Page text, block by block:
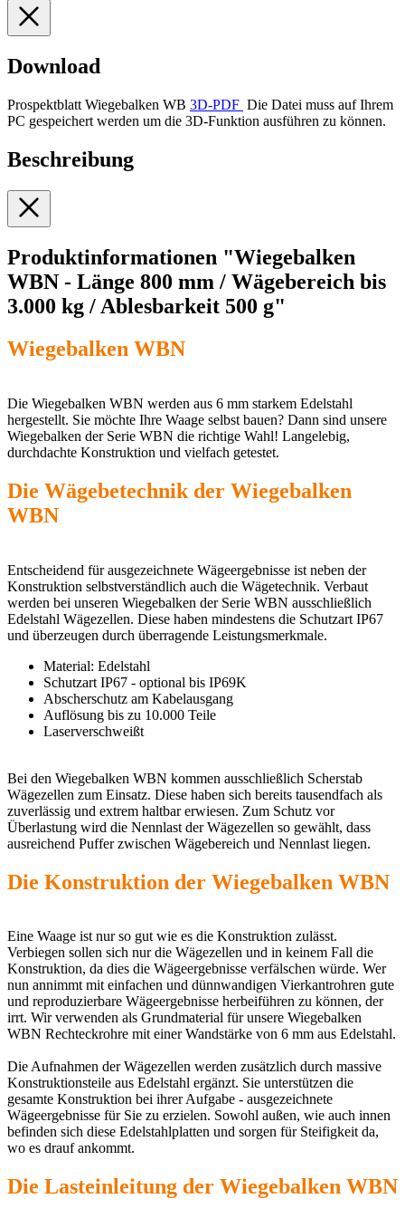
Download
Prospektblatt Wiegebalken WB 3D-PDF Die Datei muss auf Ihrem
PC gespeichert werden um die 3D-Funktion ausführen zu können.
Beschreibung
Produktinformationen "Wiegebalken
WBN - Länge 800 mm / Wägebereich bis
3.000 kg / Ablesbarkeit 500 g"
Wiegebalken WBN
Die Wiegebalken WBN werden aus 6 mm starkem Edelstahl
hergestellt. Sie möchte Ihre Waage selbst bauen? Dann sind unsere
Wiegebalken der Serie WBN die richtige Wahl! Langelebig,
durchdachte Konstruktion und vielfach getestet.
Die Wägebetechnik der Wiegebalken
WBN
Entscheidend für ausgezeichnete Wägeergebnisse ist neben der
Konstruktion selbstverständlich auch die Wägetechnik. Verbaut
werden bei unseren Wiegebalken der Serie WBN ausschließlich
Edelstahl Wägezellen. Diese haben mindestens die Schutzart IP67
und überzeugen durch überragende Leistungsmerkmale.
Material: Edelstahl
Schutzart IP67 - optional bis IP69K
Abscherschutz am Kabelausgang
Auflösung bis zu 10.000 Teile
Laserverschweißt
Bei den Wiegebalken WBN kommen ausschließlich Scherstab
Wägezellen zum Einsatz. Diese haben sich bereits tausendfach als
zuverlässig und extrem haltbar erwiesen. Zum Schutz vor
Überlastung wird die Nennlast der Wägezellen so gewählt, dass
ausreichend Puffer zwischen Wägebereich und Nennlast liegen.
Die Konstruktion der Wiegebalken WBN
Eine Waage ist nur so gut wie es die Konstruktion zulässt.
Verbiegen sollen sich nur die Wägezellen und in keinem Fall die
Konstruktion, da dies die Wägeergebnisse verfälschen würde. Wer
nun annimmt mit einfachen und dünnwandigen Vierkantrohren gute
und reproduzierbare Wägeergebnisse herbeiführen zu können, der
irrt. Wir verwenden als Grundmaterial für unsere Wiegebalken
WBN Rechteckrohre mit einer Wandstärke von 6 mm aus Edelstahl.
Die Aufnahmen der Wägezellen werden zusätzlich durch massive
Konstruktionsteile aus Edelstahl ergänzt. Sie unterstützen die
gesamte Konstruktion bei ihrer Aufgabe - ausgezeichnete
Wägeergebnisse für Sie zu erzielen. Sowohl außen, wie auch innen
befinden sich diese Edelstahlplatten und sorgen für Steifigkeit da,
wo es drauf ankommt.
Die Lasteinleitung der Wiegebalken WBN